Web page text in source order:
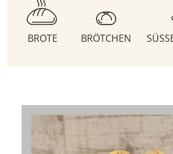
BROTE BRÖTCHEN